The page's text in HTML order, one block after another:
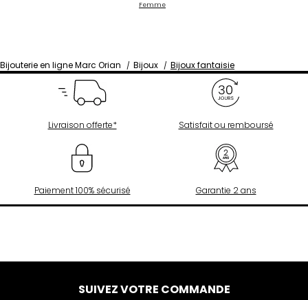
Femme
Bijouterie en ligne Marc Orian Bijoux Bijoux fantaisie
Livraison offerte* Satisfait ou remboursé
Paiement 100% sécurisé Garantie 2 ans
SUIVEZ VOTRE COMMANDE